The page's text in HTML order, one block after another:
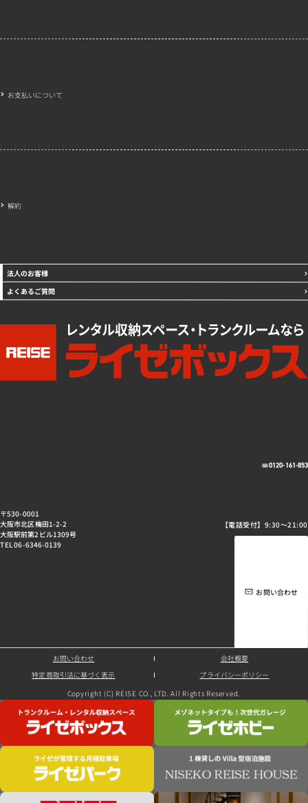
〒530-0001
大阪市北区梅田1-2-2
大阪駅前第2ビル1309号
TEL 06-6346-0139
0120-161-853
【電話受付】9:30～21:00
お問い合わせ
お支払いについて
解約
法人のお客様
よくあるご質問
お問い合わせ 会社概要
特定商取引法に基づく表示 プライバシーポリシー
Copyright (C) REISE CO., LTD. All Rights Reserved.